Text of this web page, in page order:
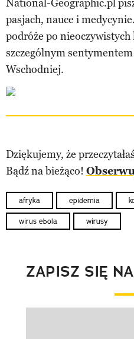
National-Geographic.pl
pasjach, nauce i
podróże po nieoczywistych
szczególnym
Wschodniej.
Dziękujemy, że
Bądź na bieżąco!
afryka epidemia
wirus ebola wirusy
ZAPISZ SIĘ